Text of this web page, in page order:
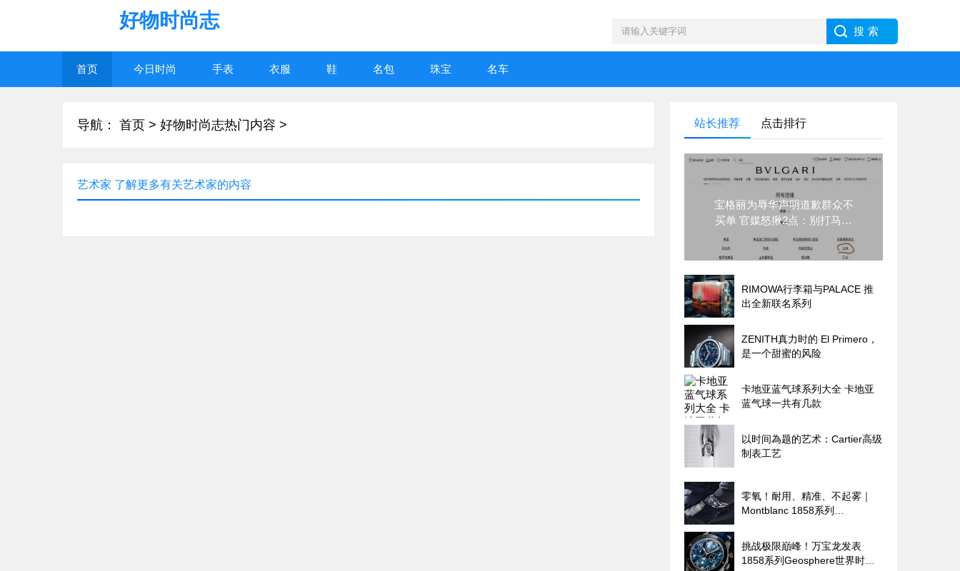
好物时尚志
首页 今日时尚 手表 衣服 鞋 名包 珠宝 名车
导航： 首页 > 好物时尚志热门内容 >
艺术家 了解更多有关艺术家的内容
站长推荐 点击排行
宝格丽为辱华声明道歉群众不
买单 官媒怒揪2点：别打马虎
RIMOWA行李箱与PALACE 推
出全新联名系列
ZENITH真力时的 El Primero，
是一个甜蜜的风险
卡地亚蓝气球系列大全 卡地亚
蓝气球一共有几款
以时间為题的艺术：Cartier高级
制表工艺
零氧！耐用、精准、不起雾｜
Montblanc 1858系列
表的极限探险魂
挑战极限巔峰！万宝龙发表
1858系列Geosphere世界时间